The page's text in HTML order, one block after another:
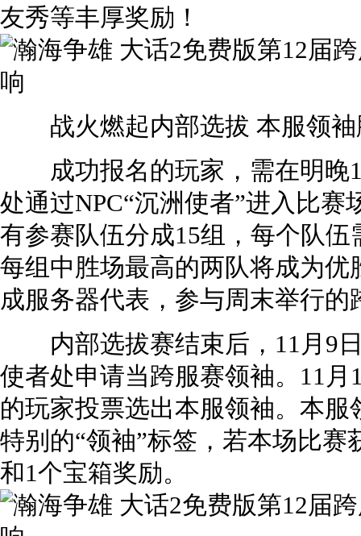
友秀等丰厚奖励！
战火燃起内部选拔 本服领袖
成功报名的玩家，需在明晚
处通过NPC“沉洲使者”进入比
有参赛队伍分成15组，每个队
每组中胜场最高的两队将成为
成服务器代表，参与周末举行的
内部选拔赛结束后，11月9日
使者处申请当跨服赛领袖。11月
的玩家投票选出本服领袖。本
特别的“领袖”标签，若本场比
和1个宝箱奖励。